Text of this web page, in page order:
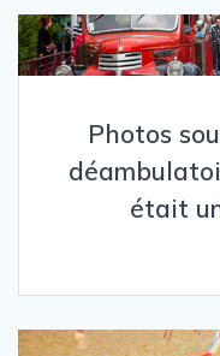
Photos
était